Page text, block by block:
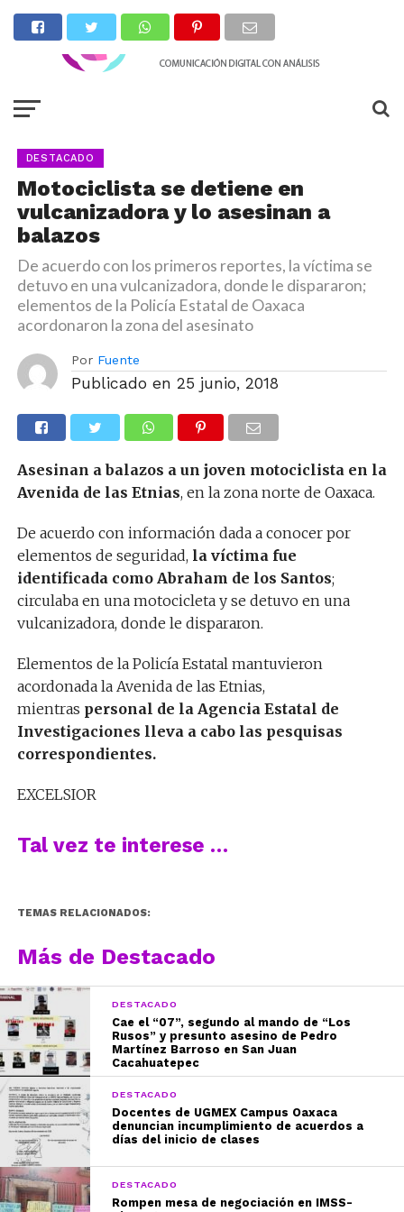
DESTACADO
Motociclista se detiene en
vulcanizadora y lo asesinan a
balazos
De acuerdo con los primeros reportes, la víctima se
detuvo en una vulcanizadora, donde le dispararon;
elementos de la Policía Estatal de Oaxaca
acordonaron la zona del asesinato
Por Fuente
Publicado en 25 junio, 2018
Asesinan a balazos a un joven motociclista en la
Avenida de las Etnias, en la zona norte de Oaxaca.
De acuerdo con información dada a conocer por
elementos de seguridad, la víctima fue
identificada como Abraham de los Santos;
circulaba en una motocicleta y se detuvo en una
vulcanizadora, donde le dispararon.
Elementos de la Policía Estatal mantuvieron
acordonada la Avenida de las Etnias,
mientras personal de la Agencia Estatal de
Investigaciones lleva a cabo las pesquisas
correspondientes.
EXCELSIOR
Tal vez te interese …
TEMAS RELACIONADOS:
Más de Destacado
DESTACADO
Cae el “07”, segundo al mando de “Los
Rusos” y presunto asesino de Pedro
Martínez Barroso en San Juan
Cacahuatepec
DESTACADO
Docentes de UGMEX Campus Oaxaca
denuncian incumplimiento de acuerdos a
días del inicio de clases
DESTACADO
Rompen mesa de negociación en IMSS-